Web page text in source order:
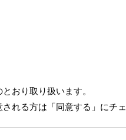
おり取り扱います。
れる方は「同意する」にチェ